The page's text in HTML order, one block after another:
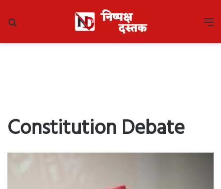
Constitution Debate